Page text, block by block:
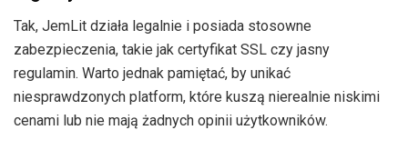
Tak, JemLit działa legalnie i posiada stosowne
zabezpieczenia, takie jak certyfikat SSL czy jasny
regulamin. Warto jednak pamiętać, by unikać
niesprawdzonych platform, które kuszą nierealnie niskimi
cenami lub nie mają żadnych opinii użytkowników.